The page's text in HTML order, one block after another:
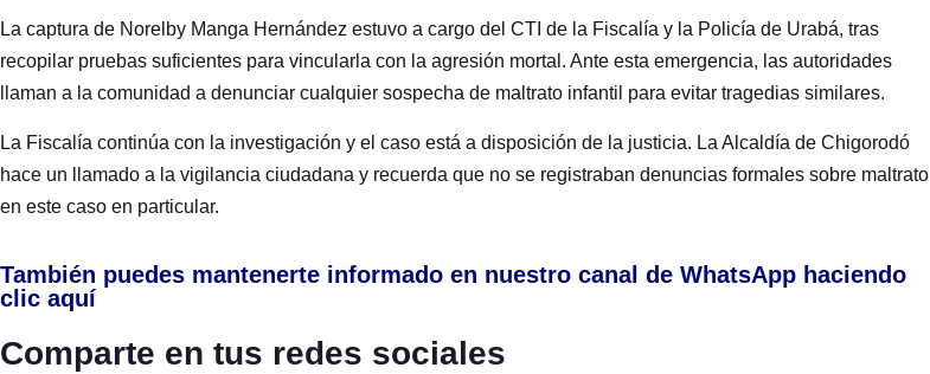
La captura de Norelby Manga Hernández estuvo a cargo del CTI de la Fiscalía y la Policía de Urabá, tras
recopilar pruebas suficientes para vincularla con la agresión mortal. Ante esta emergencia, las autoridades
llaman a la comunidad a denunciar cualquier sospecha de maltrato infantil para evitar tragedias similares.
La Fiscalía continúa con la investigación y el caso está a disposición de la justicia. La Alcaldía de Chigorodó
hace un llamado a la vigilancia ciudadana y recuerda que no se registraban denuncias formales sobre maltrato
en este caso en particular.
También puedes mantenerte informado en nuestro canal de WhatsApp haciendo
clic aquí
Comparte en tus redes sociales